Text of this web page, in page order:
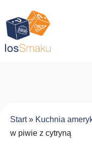
Start» Kuchnia
w piwie z cytryną